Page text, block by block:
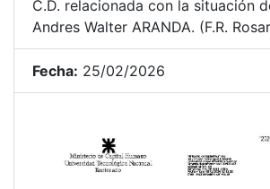
C.D. relacionada con la situación
Andres Walter ARANDA. (F.R.
Fecha: 25/02/2026